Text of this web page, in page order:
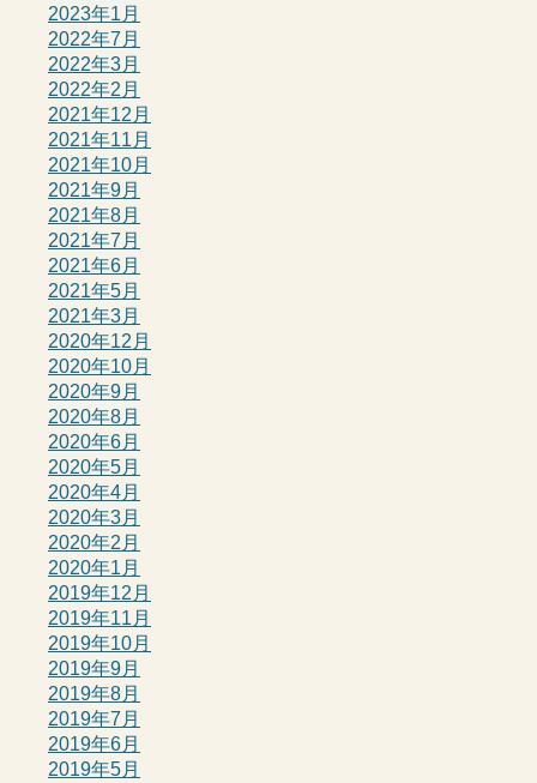
2023年1月
2022年7月
2022年3月
2022年2月
2021年12月
2021年11月
2021年10月
2021年9月
2021年8月
2021年7月
2021年6月
2021年5月
2021年3月
2020年12月
2020年10月
2020年9月
2020年8月
2020年6月
2020年5月
2020年4月
2020年3月
2020年2月
2020年1月
2019年12月
2019年11月
2019年10月
2019年9月
2019年8月
2019年7月
2019年6月
2019年5月